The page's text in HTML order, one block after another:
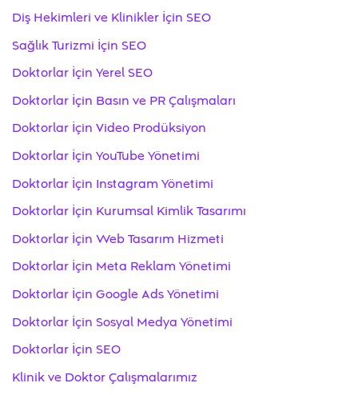
Diş Hekimleri ve Klinikler İçin SEO
Sağlık Turizmi İçin SEO
Doktorlar İçin Yerel SEO
Doktorlar İçin Basın ve PR Çalışmaları
Doktorlar İçin Video Prodüksiyon
Doktorlar İçin YouTube Yönetimi
Doktorlar İçin Instagram Yönetimi
Doktorlar İçin Kurumsal Kimlik Tasarımı
Doktorlar İçin Web Tasarım Hizmeti
Doktorlar İçin Meta Reklam Yönetimi
Doktorlar İçin Google Ads Yönetimi
Doktorlar İçin Sosyal Medya Yönetimi
Doktorlar İçin SEO
Klinik ve Doktor Çalışmalarımız